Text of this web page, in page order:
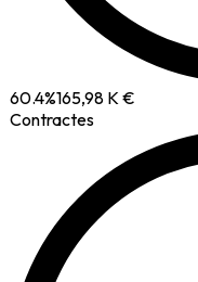
60.4%165,98 K €
Contractes